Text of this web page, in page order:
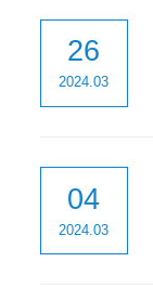
26
2024.03
04
2024.03